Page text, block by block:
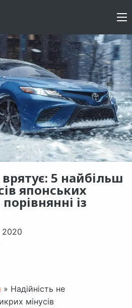
5 найбільш
японських
із
2020
» Надійність не
мінусів